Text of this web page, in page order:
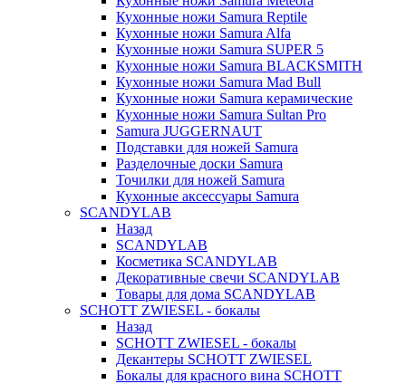
Кухонные ножи Samura Reptile
Кухонные ножи Samura Alfa
Кухонные ножи Samura SUPER 5
Кухонные ножи Samura BLACKSMITH
Кухонные ножи Samura Mad Bull
Кухонные ножи Samura керамические
Кухонные ножи Samura Sultan Pro
Samura JUGGERNAUT
Подставки для ножей Samura
Разделочные доски Samura
Точилки для ножей Samura
Кухонные аксессуары Samura
SCANDYLAB
Назад
SCANDYLAB
Косметика SCANDYLAB
Декоративные свечи SCANDYLAB
Товары для дома SCANDYLAB
SCHOTT ZWIESEL - бокалы
Назад
SCHOTT ZWIESEL - бокалы
Декантеры SCHOTT ZWIESEL
Бокалы для красного вина SCHOTT